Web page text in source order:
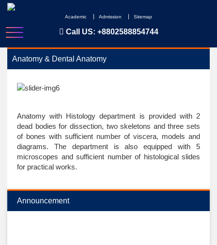
Skip
Academic Admission Sitemap
Call US: +8802588854744
Anatomy & Dental Anatomy
Anatomy with Histology department is provided with 2
dead bodies for dissection, two skeletons and three sets
of bones with sufficient number of viscera, models and
diagrams. The department is also equipped with 5
microscopes and sufficient number of histological slides
for practical works.
Announcement